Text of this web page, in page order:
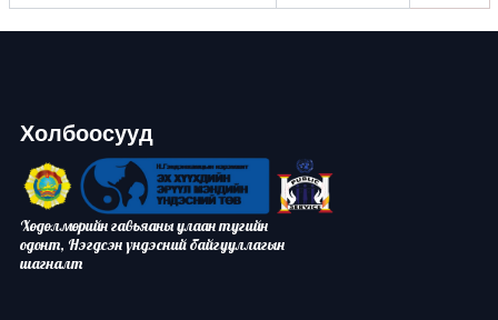
Холбоосууд
Хөдөлмөрийн гавьяаны улаан тугийн
одонт, Нэгдсэн үндэсний байгууллагын
шагналт